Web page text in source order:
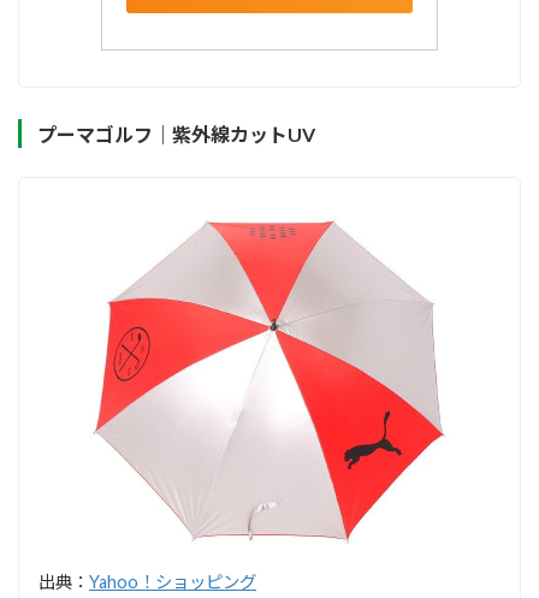
プーマゴルフ｜紫外線カットUV
出典： Yahoo！ショッピング